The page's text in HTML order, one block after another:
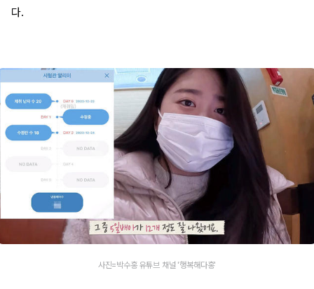
다.
사진=박수홍 유튜브 채널 '행복해다홍'